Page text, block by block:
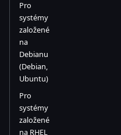
Pro
systémy
založené
na
Debianu
(Debian,
Ubuntu)
Pro
systémy
založené
na RHEL